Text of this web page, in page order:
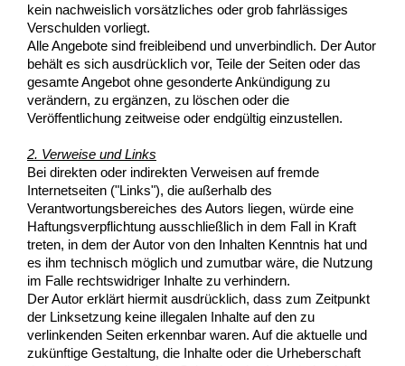
kein nachweislich vorsätzliches oder grob fahrlässiges
Verschulden vorliegt.
Alle Angebote sind freibleibend und unverbindlich. Der Autor
behält es sich ausdrücklich vor, Teile der Seiten oder das
gesamte Angebot ohne gesonderte Ankündigung zu
verändern, zu ergänzen, zu löschen oder die
Veröffentlichung zeitweise oder endgültig einzustellen.
2. Verweise und Links
Bei direkten oder indirekten Verweisen auf fremde
Internetseiten ("Links"), die außerhalb des
Verantwortungsbereiches des Autors liegen, würde eine
Haftungsverpflichtung ausschließlich in dem Fall in Kraft
treten, in dem der Autor von den Inhalten Kenntnis hat und
es ihm technisch möglich und zumutbar wäre, die Nutzung
im Falle rechtswidriger Inhalte zu verhindern.
Der Autor erklärt hiermit ausdrücklich, dass zum Zeitpunkt
der Linksetzung keine illegalen Inhalte auf den zu
verlinkenden Seiten erkennbar waren. Auf die aktuelle und
zukünftige Gestaltung, die Inhalte oder die Urheberschaft